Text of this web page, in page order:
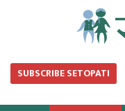
SUBSCRIBE SETOPATI